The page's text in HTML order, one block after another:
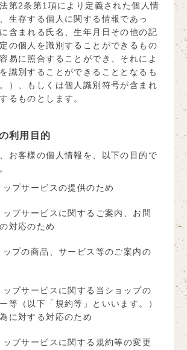
第2条第1項により定義された個人情
生存する個人に関する情報であっ
含まれる氏名、生年月日その他の記
の個人を識別することができるもの
易に照合することができ、それによ
識別することができることとなるも
）、もしくは個人識別符号が含まれ
るものとします。
利用目的
お客様の個人情報を、以下の目的で
ップサービスの提供のため
ップサービスに関するご案内、お問
対応のため
ップの商品、サービス等のご案内の
ップサービスに関する当ショップの
等（以下「規約等」といいます。）
に対する対応のため
ップサービスに関する規約等の変更